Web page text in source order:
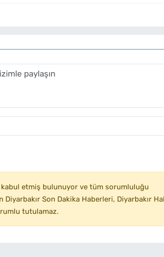
kabul etmiş bulunuyor ve tüm sorumluluğu
Son Dakika Haberleri, Diyarbakır
tutulamaz.